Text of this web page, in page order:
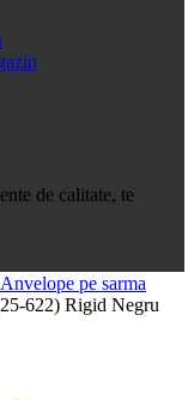
de calitate, te
Anvelope pe sarma
622) Rigid Negru